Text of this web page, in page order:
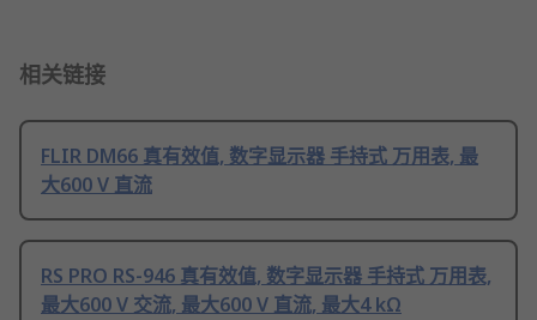
相关链接
FLIR DM66 真有效值, 数字显示器 手持式 万用表, 最
大600 V 直流
RS PRO RS-946 真有效值, 数字显示器 手持式 万用表,
最大600 V 交流, 最大600 V 直流, 最大4 kΩ